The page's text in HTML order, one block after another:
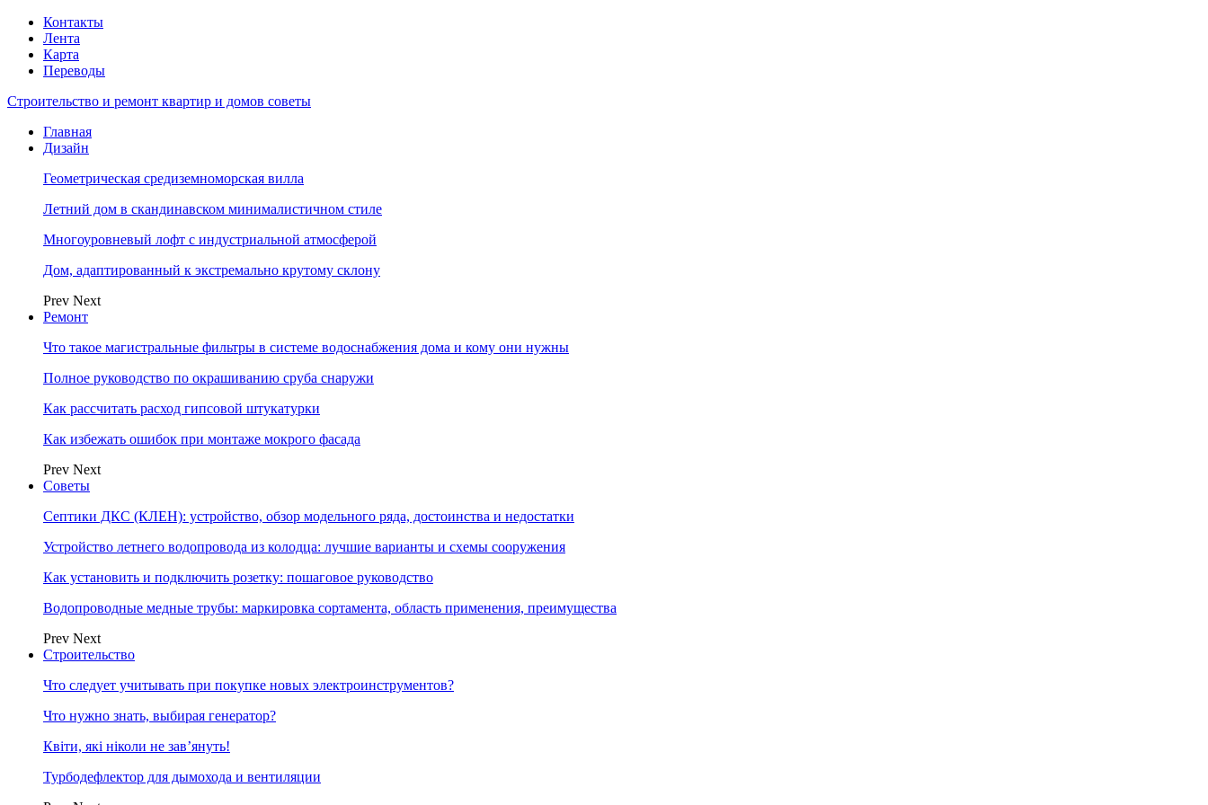
Контакты
Лента
Карта
Переводы
Строительство и ремонт квартир и домов советы
Главная
Дизайн
Геометрическая средиземноморская вилла
Летний дом в скандинавском минималистичном стиле
Многоуровневый лофт с индустриальной атмосферой
Дом, адаптированный к экстремально крутому склону
Prev Next
Ремонт
Что такое магистральные фильтры в системе водоснабжения дома и кому они нужны
Полное руководство по окрашиванию сруба снаружи
Как рассчитать расход гипсовой штукатурки
Как избежать ошибок при монтаже мокрого фасада
Prev Next
Советы
Септики ДКС (КЛЕН): устройство, обзор модельного ряда, достоинства и недостатки
Устройство летнего водопровода из колодца: лучшие варианты и схемы сооружения
Как установить и подключить розетку: пошаговое руководство
Водопроводные медные трубы: маркировка сортамента, область применения, преимущества
Prev Next
Строительство
Что следует учитывать при покупке новых электроинструментов?
Что нужно знать, выбирая генератор?
Квіти, які ніколи не зав’януть!
Турбодефлектор для дымохода и вентиляции